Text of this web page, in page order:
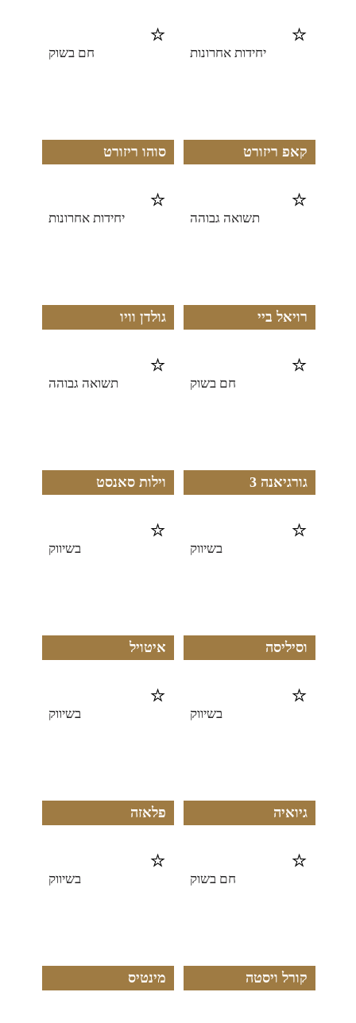
⭐
קאפ ריזורט
יחידות אחרונות
⭐
סוהו ריזורט
חם בשוק
⭐
רויאל ביי
תשואה גבוהה
⭐
גולדן וויו
יחידות אחרונות
⭐
גורגיאנה 3
חם בשוק
⭐
וילות סאנסט
תשואה גבוהה
⭐
וסיליסה
בשיווק
⭐
איטויל
בשיווק
⭐
גיואיה
בשיווק
⭐
פלאזה
בשיווק
⭐
קורל ויסטה
חם בשוק
⭐
מינטיס
בשיווק